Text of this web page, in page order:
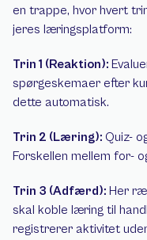
en trappe, hvor hvert
jeres læringsplatform:
Trin 1 (Reaktion):
spørgeskemaer efter
dette automatisk.
Trin 2 (Læring): Quiz-
Forskellen mellem for-
Trin 3 (Adfærd): Her
skal koble læring til
registrerer aktivitet